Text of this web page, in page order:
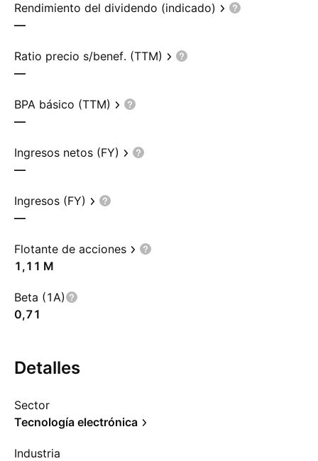
Rendimiento del dividendo (indicado)
—
Ratio precio s/benef. (TTM)
—
BPA básico (TTM)
—
Ingresos netos (FY)
—
Ingresos (FY)
—
Flotante de acciones
‪1,11 M‬
Beta (1A)
0,71
Detalles
Sector
Tecnología electrónica
Industria